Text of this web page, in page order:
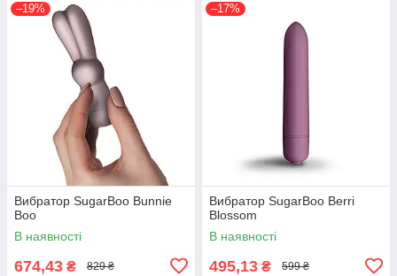
–19%
Вибратор SugarBoo Bunnie
Boo
В наявності
674,43 ₴ 829 ₴
–17%
Вибратор SugarBoo Berri
Blossom
В наявності
495,13 ₴ 599 ₴